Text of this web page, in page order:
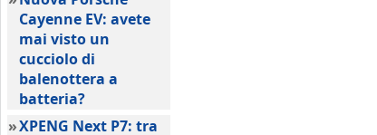
Cayenne EV: avete
mai visto un
cucciolo di
balenottera a
batteria?
»XPENG Next P7: tra